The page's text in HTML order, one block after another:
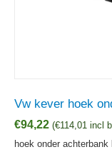
Vw kever hoek
€94,22 (€114,01 incl
hoek onder